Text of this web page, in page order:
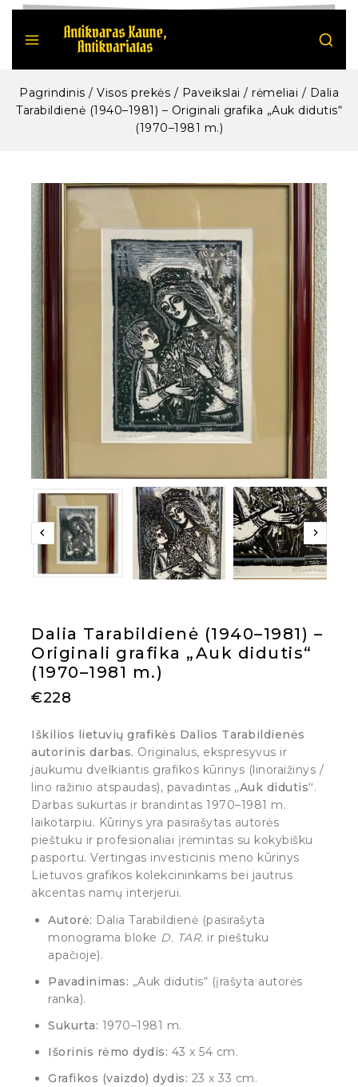
Pagrindinis / Visos prekės / Paveikslai / rėmeliai / Dalia
Tarabildienė (1940–1981) – Originali grafika „Auk didutis“
(1970–1981 m.)
Dalia Tarabildienė (1940–1981) –
Originali grafika „Auk didutis“
(1970–1981 m.)
€228
Iškilios lietuvių grafikės Dalios Tarabildienės
autorinis darbas. Originalus, ekspresyvus ir
jaukumu dvelkiantis grafikos kūrinys (linoraižinys /
lino ražinio atspaudas), pavadintas „Auk didutis“.
Darbas sukurtas ir brandintas 1970–1981 m.
laikotarpiu. Kūrinys yra pasirašytas autorės
pieštuku ir profesionaliai įrėmintas su kokybišku
pasportu. Vertingas investicinis meno kūrinys
Lietuvos grafikos kolekcininkams bei jautrus
akcentas namų interjerui.
Autorė: Dalia Tarabildienė (pasirašyta
monograma bloke D. TAR. ir pieštuku
apačioje).
Pavadinimas: „Auk didutis“ (įrašyta autorės
ranka).
Sukurta: 1970–1981 m.
Išorinis rėmo dydis: 43 x 54 cm.
Grafikos (vaizdo) dydis: 23 x 33 cm.